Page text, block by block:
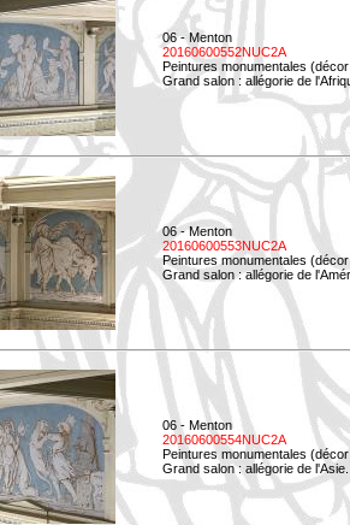
06 - Menton
20160600552NUC2A
Peintures monumentales
Grand salon : allégorie de
06 - Menton
20160600553NUC2A
Peintures monumentales
Grand salon : allégorie de
06 - Menton
20160600554NUC2A
Peintures monumentales
Grand salon : allégorie de l'Asie.